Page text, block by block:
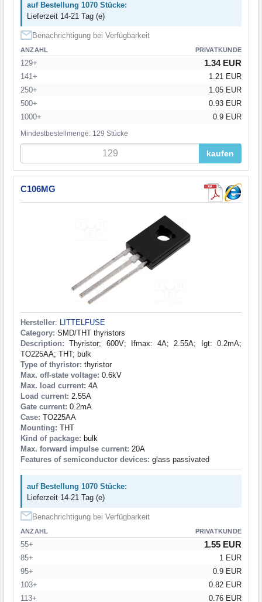
auf Bestellung 1070 Stücke:
Lieferzeit 14-21 Tag (e)
Benachrichtigung bei Verfügbarkeit
ANZAHL PRIVATKUNDE
129+ 1.34 EUR
141+
1.21 EUR
250+
1.05 EUR
500+
0.93 EUR
1000+
0.9 EUR
Mindestbestellmenge: 129 Stücke
kaufen
C106MG
Hersteller: LITTELFUSE
Category: SMD/THT thyristors
Description: Thyristor; 600V; Ifmax: 4A; 2.55A; Igt: 0.2mA;
TO225AA; THT; bulk
Type of thyristor: thyristor
Max. off-state voltage: 0.6kV
Max. load current: 4A
Load current: 2.55A
Gate current: 0.2mA
Case: TO225AA
Mounting: THT
Kind of package: bulk
Max. forward impulse current: 20A
Features of semiconductor devices: glass passivated
auf Bestellung 1070 Stücke:
Lieferzeit 14-21 Tag (e)
Benachrichtigung bei Verfügbarkeit
ANZAHL PRIVATKUNDE
55+ 1.55 EUR
85+
1 EUR
95+
0.9 EUR
103+
0.82 EUR
113+
0.76 EUR